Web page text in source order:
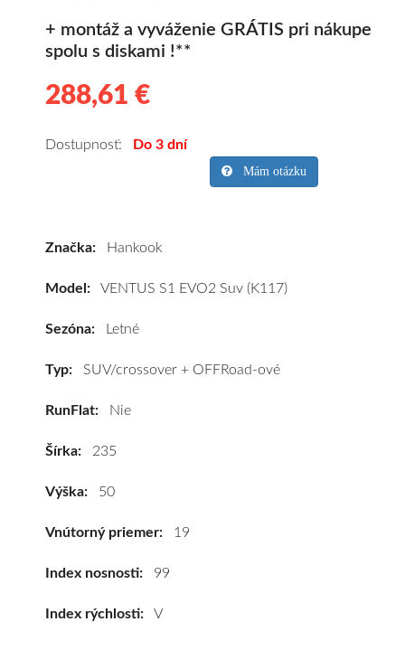
+ montáž a vyváženie GRÁTIS pri nákupe
spolu s diskami !**
288,61 €
pneumatiky
SUV/crossover
ové
EVO2
#C,C,B(69dB)
za
cenu
Dostupnosť: Do 3 dní
Mám otázku
Značka: Hankook
Model: VENTUS S1 EVO2 Suv (K117)
Sezóna: Letné
Typ: SUV/crossover + OFFRoad-ové
RunFlat: Nie
Šírka: 235
Výška: 50
Vnútorný priemer: 19
Index nosnosti: 99
Index rýchlosti: V